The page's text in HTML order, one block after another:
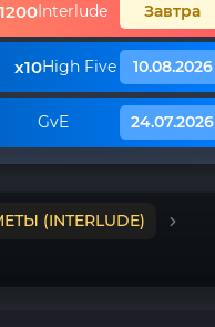
Interlude Завтра
x10High Five 10.08.2026
GvE 24.07.2026
(INTERLUDE)